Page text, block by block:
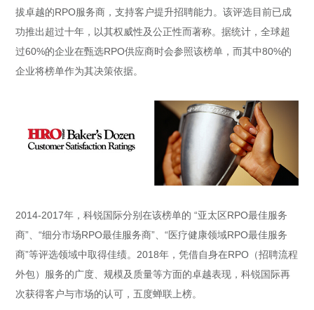
拔卓越的RPO服务商，支持客户提升招聘能力。该评选目前已成
功推出超过十年，以其权威性及公正性而著称。据统计，全球超
过60%的企业在甄选RPO供应商时会参照该榜单，而其中80%的
企业将榜单作为其决策依据。
2014-2017年，科锐国际分别在该榜单的 “亚太区RPO最佳服务
商”、“细分市场RPO最佳服务商”、“医疗健康领域RPO最佳服务
商”等评选领域中取得佳绩。2018年，凭借自身在RPO （招聘流程
外包） 服务的广度、规模及质量等方面的卓越表现，科锐国际再
次获得客户与市场的认可，五度蝉联上榜。